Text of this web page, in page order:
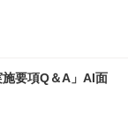
施要項Q＆A」AI面